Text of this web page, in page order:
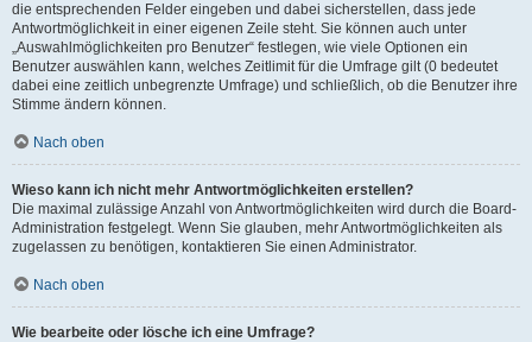
die entsprechenden Felder eingeben und dabei sicherstellen, dass jede
Antwortmöglichkeit in einer eigenen Zeile steht. Sie können auch unter
„Auswahlmöglichkeiten pro Benutzer“ festlegen, wie viele Optionen ein
Benutzer auswählen kann, welches Zeitlimit für die Umfrage gilt (0 bedeutet
dabei eine zeitlich unbegrenzte Umfrage) und schließlich, ob die Benutzer ihre
Stimme ändern können.
Nach oben
Wieso kann ich nicht mehr Antwortmöglichkeiten erstellen?
Die maximal zulässige Anzahl von Antwortmöglichkeiten wird durch die Board-
Administration festgelegt. Wenn Sie glauben, mehr Antwortmöglichkeiten als
zugelassen zu benötigen, kontaktieren Sie einen Administrator.
Nach oben
Wie bearbeite oder lösche ich eine Umfrage?